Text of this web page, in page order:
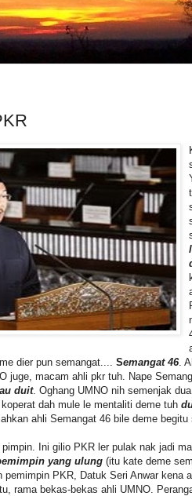
dier pun semangat....
Semangat 46.
juge, macam ahli pkr tuh. Nape
duit. Oghang UMNO nih semenjak
dah mule le mentaliti deme tuh
ahli Semangat 46 bile deme begitu
Ini gilio PKR ler pulak nak jadi
yang ulung (itu kate deme
PKR, Datuk Seri Anwar kena
rama bekas-bekas ahli UMNO.